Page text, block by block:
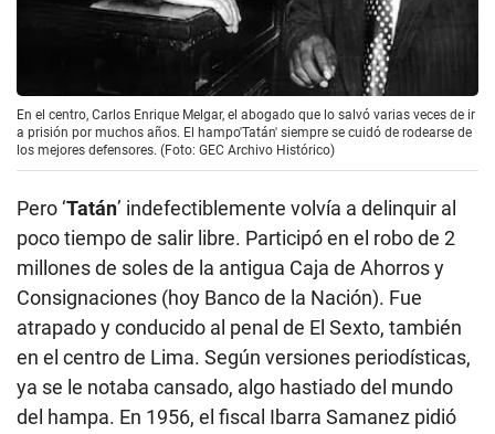
En el centro, Carlos Enrique Melgar, el abogado que lo salvó varias veces de ir
a prisión por muchos años. El hampo'Tatán' siempre se cuidó de rodearse de
los mejores defensores. (Foto: GEC Archivo Histórico)
Pero ‘Tatán’ indefectiblemente volvía a delinquir al
poco tiempo de salir libre. Participó en el robo de 2
millones de soles de la antigua Caja de Ahorros y
Consignaciones (hoy Banco de la Nación). Fue
atrapado y conducido al penal de El Sexto, también
en el centro de Lima. Según versiones periodísticas,
ya se le notaba cansado, algo hastiado del mundo
del hampa. En 1956, el fiscal Ibarra Samanez pidió